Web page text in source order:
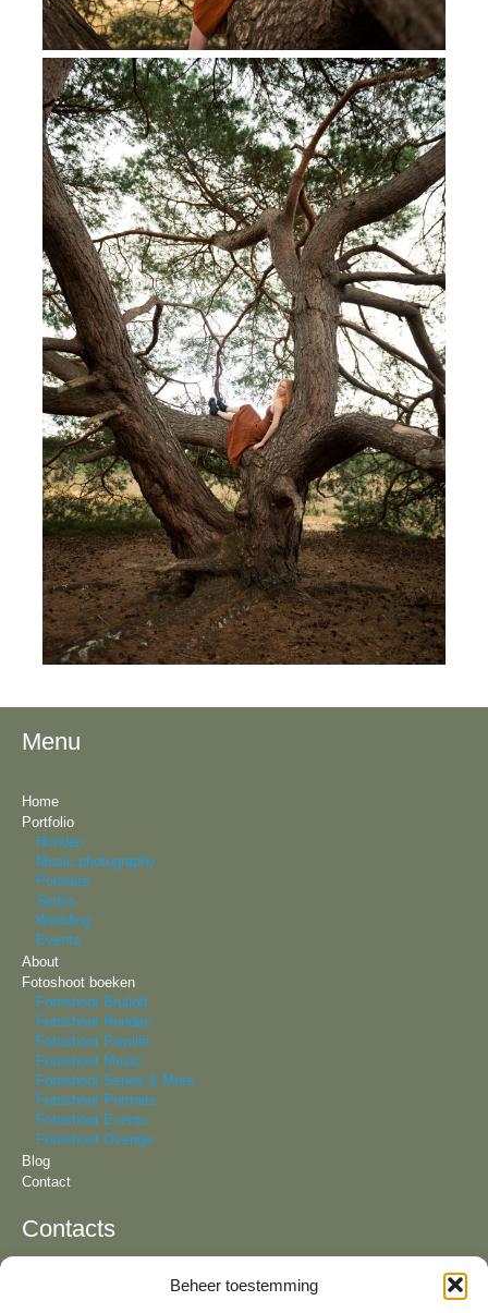
Beheer toestemming
Menu
Home
Portfolio
Honden
Music photography
Portraits
Series
Wedding
Events
About
Fotoshoot boeken
Fotoshoot Bruiloft
Fotoshoot Honden
Fotoshoot Familie
Fotoshoot Music
Fotoshoot Series & More
Fotoshoot Portraits
Fotoshoot Events
Fotoshoot Overige
Blog
Contact
Contacts
+31 6 81 57 94 55